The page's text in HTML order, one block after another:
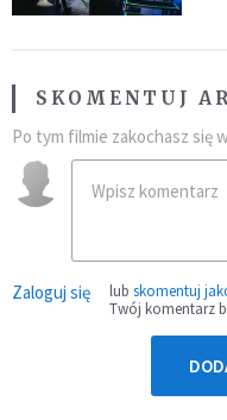
SKOMENTUJ
Po tym filmie zakochasz się
Zaloguj się lub skomentuj
Twój komentarz